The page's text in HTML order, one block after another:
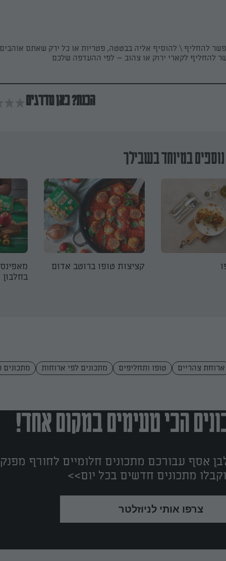
להחליף \ להוסיף אליה בבטטה, פטריות או כל ירק שאתם אוהבים
להחליף לקארי ירוק או צהוב – לפי ההעדפה שלכם
הכנת? כאן מדרגים
במיוחד בשבילך
קציצות טופו ברוטב אדום
בחלבון
ארוחת צהריים טופו ותחליפים מתכונים לפי ארוחות מתכונים
הכי טעימים במקום אחד!
אסף עבורכם מתכונים חלומיים לחורף
מתכונים חדשים בכל יום>>
צרפו אותי לניוזלטר